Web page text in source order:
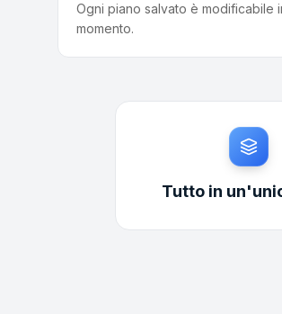
Ogni piano salvato è modificabile
momento.
Tutto in